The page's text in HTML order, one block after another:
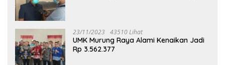
23/11/2023 43510 Lihat
UMK Murung Raya Alami Kenaikan Jadi
Rp 3.562.377